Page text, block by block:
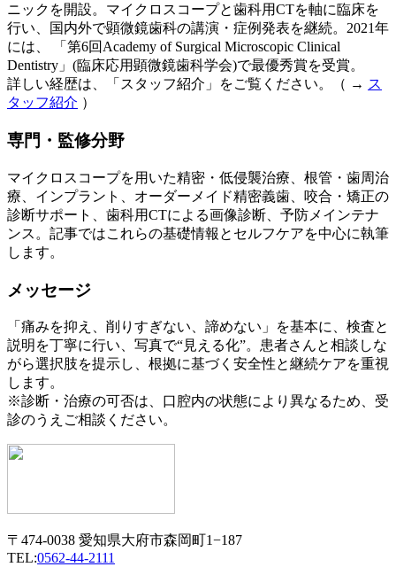
ニックを開設。マイクロスコープと歯科用CTを軸に臨床を
行い、国内外で顕微鏡歯科の講演・症例発表を継続。2021年
には、 「第6回Academy of Surgical Microscopic Clinical
Dentistry」(臨床応用顕微鏡歯科学会)で最優秀賞を受賞。
詳しい経歴は、「スタッフ紹介」をご覧ください。（ → ス
タッフ紹介 ）
専門・監修分野
マイクロスコープを用いた精密・低侵襲治療、根管・歯周治
療、インプラント、オーダーメイド精密義歯、咬合・矯正の
診断サポート、歯科用CTによる画像診断、予防メインテナ
ンス。記事ではこれらの基礎情報とセルフケアを中心に執筆
します。
メッセージ
「痛みを抑え、削りすぎない、諦めない」を基本に、検査と
説明を丁寧に行い、写真で“見える化”。患者さんと相談しな
がら選択肢を提示し、根拠に基づく安全性と継続ケアを重視
します。
※診断・治療の可否は、口腔内の状態により異なるため、受
診のうえご相談ください。
〒474-0038 愛知県大府市森岡町1−187
TEL:0562-44-2111